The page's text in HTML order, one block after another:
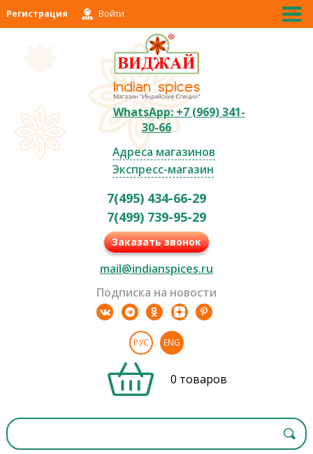
Регистрация Войти
WhatsApp: +7 (969) 341-
30-66
Адреса магазинов
Экспресс-магазин
7(495) 434-66-29
7(499) 739-95-29
Заказать звонок
mail@indianspices.ru
Подписка на новости
РУС ENG
0 товаров